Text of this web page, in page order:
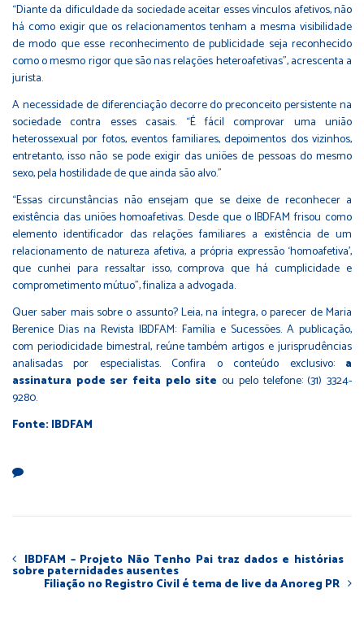
“Diante da dificuldade da sociedade aceitar esses vínculos afetivos, não
há como exigir que os relacionamentos tenham a mesma visibilidade
de modo que esse reconhecimento de publicidade seja reconhecido
como o mesmo rigor que são nas relações heteroafetivas”, acrescenta a
jurista.
A necessidade de diferenciação decorre do preconceito persistente na
sociedade contra esses casais. “É fácil comprovar uma união
heterossexual por fotos, eventos familiares, depoimentos dos vizinhos,
entretanto, isso não se pode exigir das uniões de pessoas do mesmo
sexo, pela hostilidade de que ainda são alvo.”
“Essas circunstâncias não ensejam que se deixe de reconhecer a
existência das uniões homoafetivas. Desde que o IBDFAM frisou como
elemento identificador das relações familiares a existência de um
relacionamento de natureza afetiva, a própria expressão ‘homoafetiva’,
que cunhei para ressaltar isso, comprova que há cumplicidade e
comprometimento mútuo”, finaliza a advogada.
Quer saber mais sobre o assunto? Leia, na íntegra, o parecer de Maria
Berenice Dias na Revista IBDFAM: Família e Sucessões. A publicação,
com periodicidade bimestral, reúne também artigos e jurisprudências
analisadas por especialistas. Confira o conteúdo exclusivo: a
assinatura pode ser feita pelo site ou pelo telefone: (31) 3324-
9280.
Fonte: IBDFAM
IBDFAM – Projeto Não Tenho Pai traz dados e histórias
sobre paternidades ausentes
Filiação no Registro Civil é tema de live da Anoreg PR